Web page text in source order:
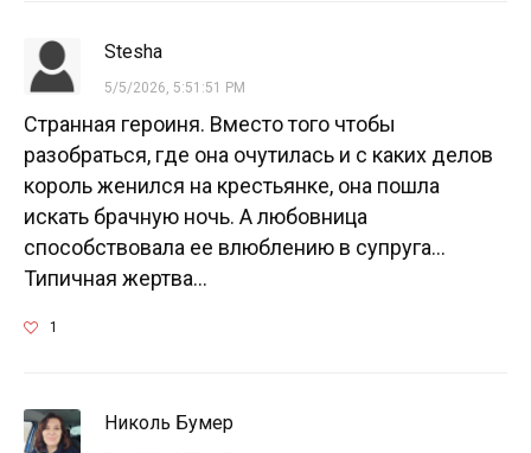
Stesha
5/5/2026, 5:51:51 PM
Странная героиня. Вместо того чтобы
разобраться, где она очутилась и с каких делов
король женился на крестьянке, она пошла
искать брачную ночь. А любовница
способствовала ее влюблению в супруга...
Типичная жертва...
1
Николь Бумер